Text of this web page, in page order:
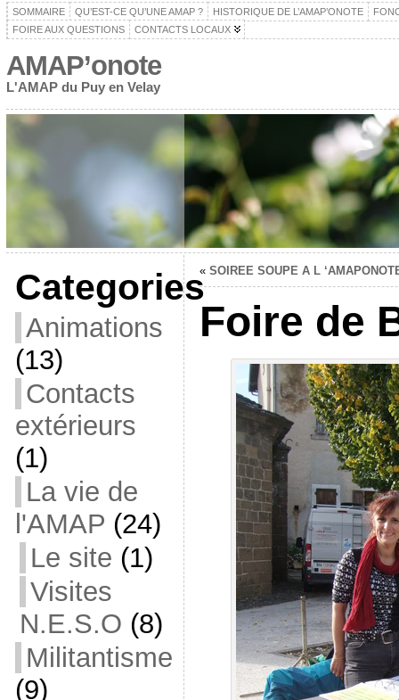
SOMMAIRE QU’EST-CE QU’UNE AMAP ? HISTORIQUE DE L’AMAP’ONOTE
FOIRE AUX QUESTIONS
CONTACTS LOCAUX
AMAP’onote
L'AMAP du Puy en Velay
Categories
Animations
(13)
Contacts
extérieurs
(1)
La vie de
l'AMAP (24)
Le site (1)
Visites
N.E.S.O (8)
Militantisme
(9)
« SOIREE SOUPE A L
Foire de